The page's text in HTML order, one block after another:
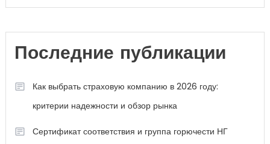
Последние публикации
Как выбрать страховую компанию в 2026 году:
критерии надежности и обзор рынка
Сертификат соответствия и группа горючести НГ